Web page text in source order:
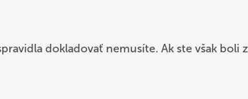
dokladovať nemusíte. Ak ste však boli